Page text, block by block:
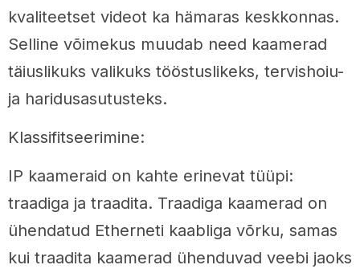
kvaliteetset videot ka hämaras keskkonnas.
Selline võimekus muudab need kaamerad
täiuslikuks valikuks tööstuslikeks, tervishoiu-
ja haridusasutusteks.
Klassifitseerimine:
IP kaameraid on kahte erinevat tüüpi:
traadiga ja traadita. Traadiga kaamerad on
ühendatud Etherneti kaabliga võrku, samas
kui traadita kaamerad ühenduvad veebi jaoks